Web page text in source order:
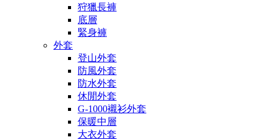
狩獵長褲
底層
緊身褲
外套
登山外套
防風外套
防水外套
休閒外套
G-1000襯衫外套
保暖中層
大衣外套